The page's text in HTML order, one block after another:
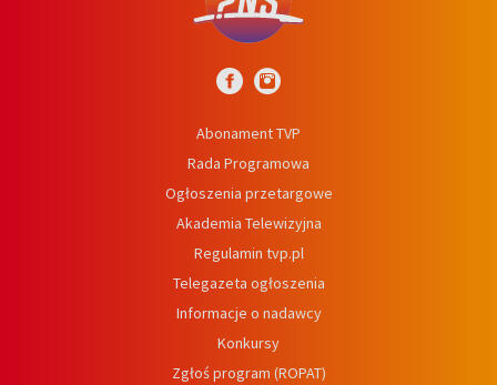
Abonament TVP
Rada Programowa
Ogłoszenia przetargowe
Akademia Telewizyjna
Regulamin tvp.pl
Telegazeta ogłoszenia
Informacje o nadawcy
Konkursy
Zgłoś program (ROPAT)